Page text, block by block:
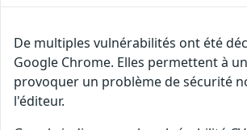
De multiples vulnérabilités ont été
Google Chrome. Elles permettent à
provoquer un problème de sécurité
l'éditeur.